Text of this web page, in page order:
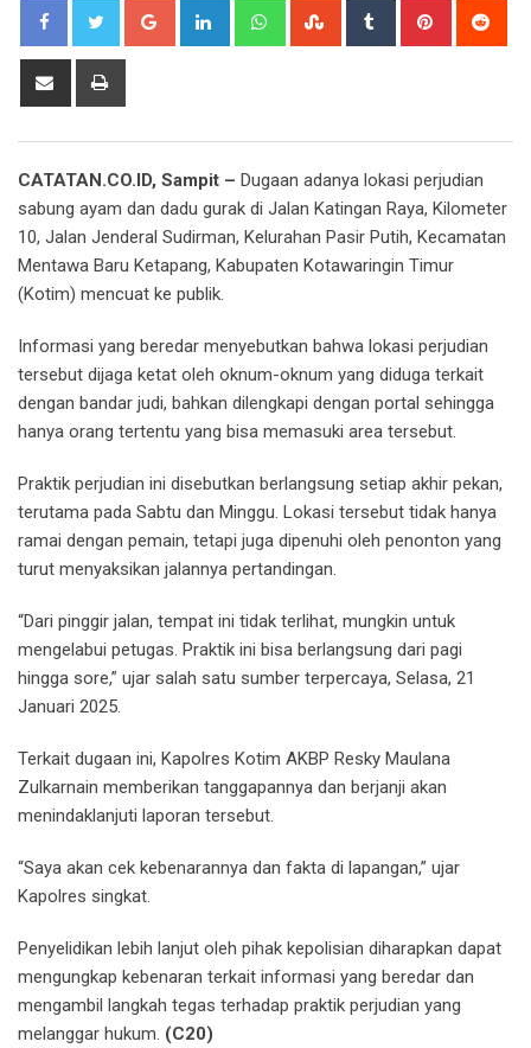
Google+ LinkedIn WhatsappStumbleUpon
Tumblr Pinterest
Share
CATATAN.CO.ID, Sampit – Dugaan adanya lokasi perjudian
sabung ayam dan dadu gurak di Jalan Katingan Raya, Kilometer
10, Jalan Jenderal Sudirman, Kelurahan Pasir Putih, Kecamatan
Mentawa Baru Ketapang, Kabupaten Kotawaringin Timur
(Kotim) mencuat ke publik.
Informasi yang beredar menyebutkan bahwa lokasi perjudian
tersebut dijaga ketat oleh oknum-oknum yang diduga terkait
dengan bandar judi, bahkan dilengkapi dengan portal sehingga
hanya orang tertentu yang bisa memasuki area tersebut.
Praktik perjudian ini disebutkan berlangsung setiap akhir pekan,
terutama pada Sabtu dan Minggu. Lokasi tersebut tidak hanya
ramai dengan pemain, tetapi juga dipenuhi oleh penonton yang
turut menyaksikan jalannya pertandingan.
“Dari pinggir jalan, tempat ini tidak terlihat, mungkin untuk
mengelabui petugas. Praktik ini bisa berlangsung dari pagi
hingga sore,” ujar salah satu sumber terpercaya, Selasa, 21
Januari 2025.
Terkait dugaan ini, Kapolres Kotim AKBP Resky Maulana
Zulkarnain memberikan tanggapannya dan berjanji akan
menindaklanjuti laporan tersebut.
“Saya akan cek kebenarannya dan fakta di lapangan,” ujar
Kapolres singkat.
Penyelidikan lebih lanjut oleh pihak kepolisian diharapkan dapat
mengungkap kebenaran terkait informasi yang beredar dan
mengambil langkah tegas terhadap praktik perjudian yang
melanggar hukum. (C20)